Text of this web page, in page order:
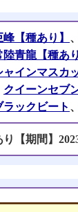
峰【種あり】 、
陸青龍【種あり
ャインマスカ
クイーンセブ
ラックビート 、
り【期間】